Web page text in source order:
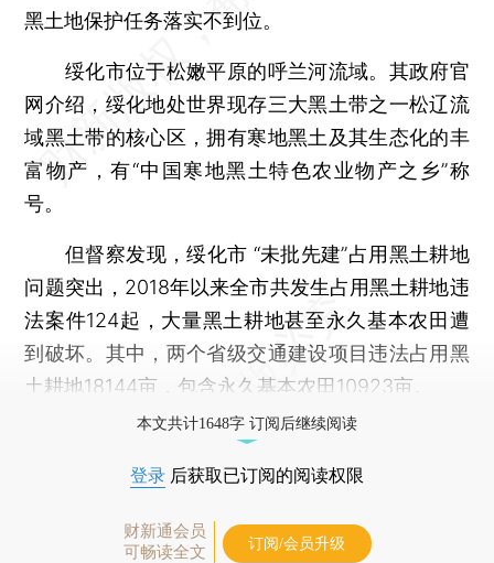
黑土地保护任务落实不到位。
绥化市位于松嫩平原的呼兰河流域。其政府官
网介绍，绥化地处世界现存三大黑土带之一松辽流
域黑土带的核心区，拥有寒地黑土及其生态化的丰
富物产，有“中国寒地黑土特色农业物产之乡”称
号。
但督察发现，绥化市 “未批先建”占用黑土耕地
问题突出，2018年以来全市共发生占用黑土耕地违
法案件124起，大量黑土耕地甚至永久基本农田遭
到破坏。其中，两个省级交通建设项目违法占用黑
土耕地18144亩，包含永久基本农田10923亩。
本文共计1648字 订阅后继续阅读
登录 后获取已订阅的阅读权限
财新通会员
可畅读全文
订阅/会员升级